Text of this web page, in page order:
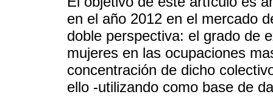
en el año 2012 en el mercado
doble perspectiva: el grado de
mujeres en las ocupaciones
concentración de dicho
ello -utilizando como base de